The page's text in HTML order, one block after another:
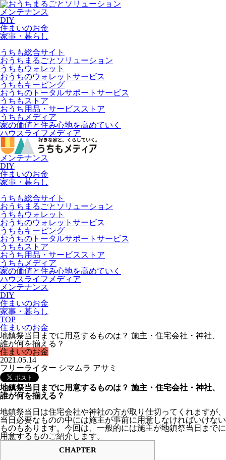
メンテナンス
DIY
住まいのお金
家事・暮らし
うちも総合サイト
おうちまるごとソリューション
うちもウォレット
おうちのウォレットサービス
うちもキーピング
おうちのトータルサポートサービス
うちもストア
おうち用品・サービスストア
うちもメディア
家の価値と住み心地を高めていく
ハウスライフメディア
メンテナンス
DIY
住まいのお金
家事・暮らし
うちも総合サイト
おうちまるごとソリューション
うちもウォレット
おうちのウォレットサービス
うちもキーピング
おうちのトータルサポートサービス
うちもストア
おうち用品・サービスストア
うちもメディア
家の価値と住み心地を高めていく
ハウスライフメディア
メンテナンス
DIY
住まいのお金
家事・暮らし
TOP
住まいのお金
地鎮祭当日までに用意するものは？ 施主・住宅会社・神社、
誰が何を揃える？
住まいのお金
2021.05.14
フリーライター シマムラ アサミ
地鎮祭当日までに用意するものは？ 施主・住宅会社・神社、
誰が何を揃える？
地鎮祭当日は住宅会社や神社の方が取り仕切ってくれますが、
当日必要なものの中には施主が事前に用意しなければいけない
ものもあります。今回は、一般的には施主が地鎮祭当日までに
用意するものご紹介します。
CHAPTER